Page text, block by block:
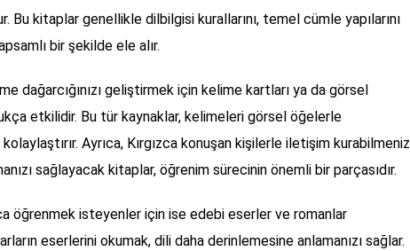
Bu kitaplar genellikle dilbilgisi kurallarını, temel cümle yapılarını
bir şekilde ele alır.
dağarcığınızı geliştirmek için kelime kartları ya da görsel
etkilidir. Bu tür kaynaklar, kelimeleri görsel öğelerle
Ayrıca, Kırgızca konuşan kişilerle iletişim kurabilmeniz
sağlayacak kitaplar, öğrenim sürecinin önemli bir parçasıdır.
öğrenmek isteyenler için ise edebi eserler ve romanlar
eserlerini okumak, dili daha derinlemesine anlamanızı sağlar.